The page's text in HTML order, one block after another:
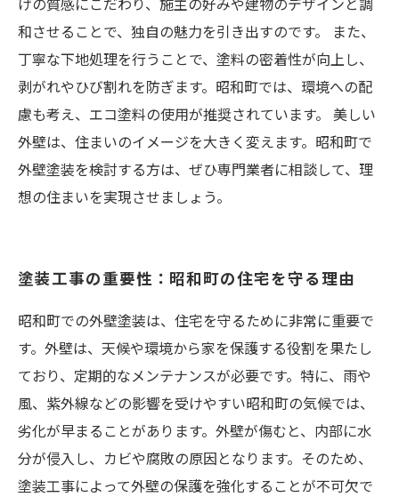
和させることで、独自の魅力を引き出すのです。 また、
丁寧な下地処理を行うことで、塗料の密着性が向上し、
剥がれやひび割れを防ぎます。昭和町では、環境への配
慮も考え、エコ塗料の使用が推奨されています。 美しい
外壁は、住まいのイメージを大きく変えます。昭和町で
外壁塗装を検討する方は、ぜひ専門業者に相談して、理
想の住まいを実現させましょう。
塗装工事の重要性：昭和町の住宅を守る理由
昭和町での外壁塗装は、住宅を守るために非常に重要で
す。外壁は、天候や環境から家を保護する役割を果たし
ており、定期的なメンテナンスが必要です。特に、雨や
風、紫外線などの影響を受けやすい昭和町の気候では、
劣化が早まることがあります。外壁が傷むと、内部に水
分が侵入し、カビや腐敗の原因となります。そのため、
塗装工事によって外壁の保護を強化することが不可欠で